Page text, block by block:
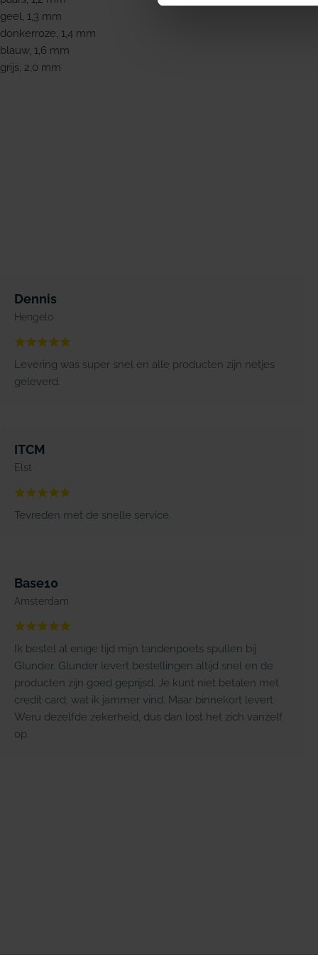
geel, 1,3 mm
donkerroze, 1,4 mm
blauw, 1,6 mm
grijs, 2,0 mm
Dennis
Hengelo
Levering was super snel en alle producten zijn netjes
geleverd.
ITCM
Elst
Tevreden met de snelle service.
Base10
Amsterdam
Ik bestel al enige tijd mijn tandenpoets spullen bij
Glunder. Glunder levert bestellingen altijd snel en de
producten zijn goed geprijsd. Je kunt niet betalen met
credit card, wat ik jammer vind. Maar binnekort levert
Weru dezelfde zekerheid, dus dan lost het zich vanzelf
op.